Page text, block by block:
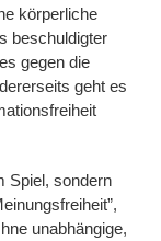
körperliche
beschuldigter
gegen die
geht es
Spiel, sondern
unabhängige,